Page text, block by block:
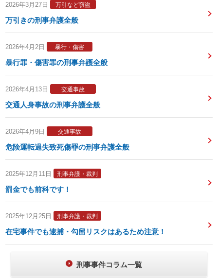
2026年3月27日 万引など窃盗
万引きの刑事弁護全般
2026年4月2日 暴行・傷害
暴行罪・傷害罪の刑事弁護全般
2026年4月13日 交通事故
交通人身事故の刑事弁護全般
2026年4月9日 交通事故
危険運転過失致死傷罪の刑事弁護全般
2025年12月11日 刑事弁護・裁判
罰金でも前科です！
2025年12月25日 刑事弁護・裁判
在宅事件でも逮捕・勾留リスクはあるため注意！
刑事事件コラム一覧